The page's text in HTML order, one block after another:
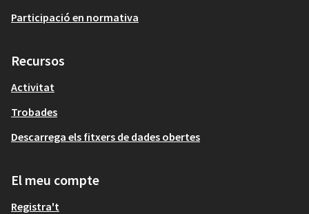
Participació en normativa
Recursos
Activitat
Trobades
Descarrega els fitxers de dades obertes
El meu compte
Registra't